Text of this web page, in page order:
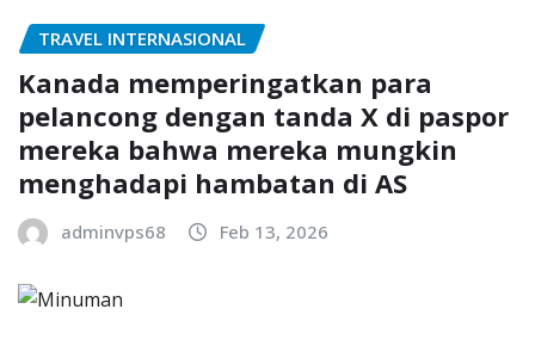
TRAVEL INTERNASIONAL
Kanada memperingatkan para
pelancong dengan tanda X di paspor
mereka bahwa mereka mungkin
menghadapi hambatan di AS
adminvps68 Feb 13, 2026